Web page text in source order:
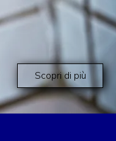
Scopri di più